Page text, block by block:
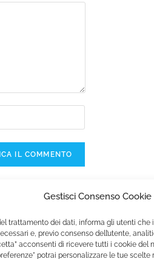
Gestisci Consenso Cookie
trattamento dei dati, informa gli utenti che
e, previo consenso dell’utente,
acconsenti di ricevere tutti i cookie del
potrai personalizzare le tue scelte
commenti